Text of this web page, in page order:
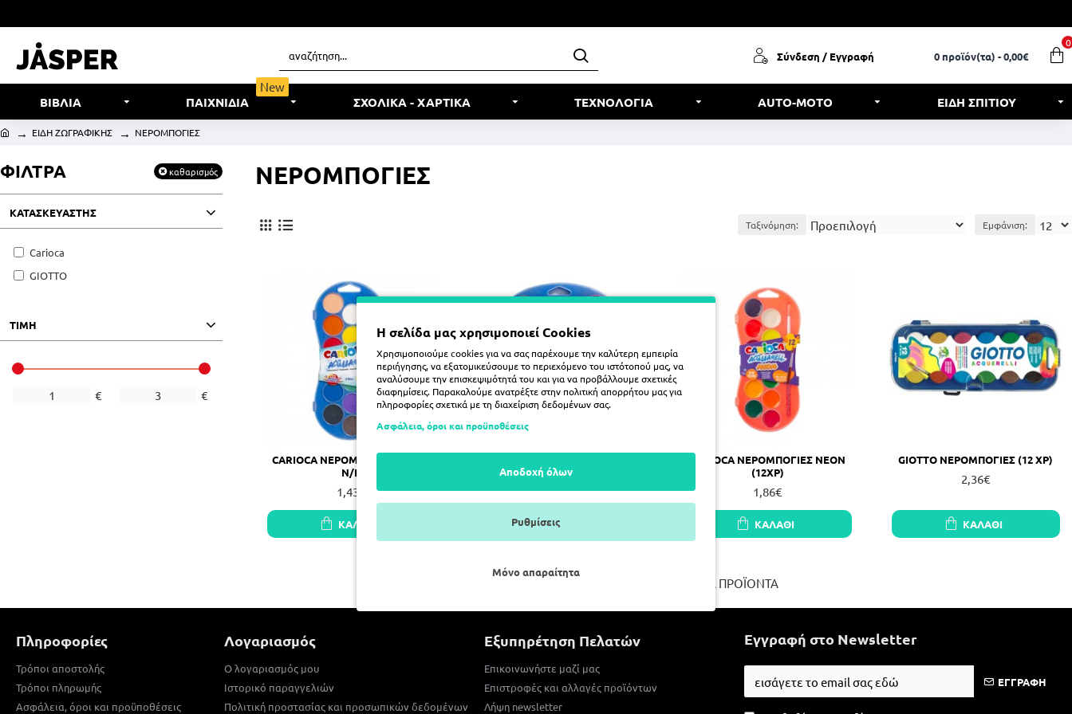
Σύνδεση / Εγγραφή 0 προϊόν(τα) - 0,00€
0
ΒΙΒΛΙΑ ΠΑΙΧΝΙΔΙΑ
New
ΣΧΟΛΙΚΑ - ΧΑΡΤΙΚΑ ΤΕΧΝΟΛΟΓΙΑ AUTO-MOTO ΕΙΔΗ ΣΠΙΤΙΟΥ
ΕΙΔΗ ΖΩΓΡΑΦΙΚΗΣ ΝΕΡΟΜΠΟΓΙΕΣ
ΦΙΛΤΡΑ καθαρισμός
ΤΙΜΗ
€ €
ΚΑΤΑΣΚΕΥΑΣΤΗΣ
Carioca
GIOTTO
ΝΕΡΟΜΠΟΓΙΕΣ
Ταξινόμηση: Εμφάνιση:
CARIOCA ΝΕΡΟΜΠΟΓΙΕΣ (12ΧΡ)
N/E
1,43€
ΚΑΛΆΘΙ
N/E
2,55€
ΚΑΛΆΘΙ
CARIOCA ΝΕΡΟΜΠΟΓΙΕΣ NEON
(12ΧΡ)
1,86€
ΚΑΛΆΘΙ
GIOTTO ΝΕΡΟΜΠΟΓΙΕΣ (12 ΧΡ)
2,36€
ΚΑΛΆΘΙ
ΔΕΝ ΥΠΑΡΧΟΥΝ ΠΕΡΙΣΣΟΤΕΡΑ ΠΡΟΪΟΝΤΑ
Πληροφορίες
Τρόποι αποστολής
Τρόποι πληρωμής
Ασφάλεια, όροι και προϋποθέσεις
Λογαριασμός
Ο λογαριασμός μου
Ιστορικό παραγγελιών
Πολιτική προστασίας και προσωπικών δεδομένων
Εξυπηρέτηση Πελατών
Επικοινωνήστε μαζί μας
Επιστροφές και αλλαγές προϊόντων
Λήψη newsletter
Εγγραφή στο Newsletter
ΕΓΓΡΑΦΗ
Η σελίδα μας χρησιμοποιεί Cookies
Χρησιμοποιούμε cookies για να σας παρέχουμε την καλύτερη εμπειρία
περιήγησης, να εξατομικεύσουμε το περιεχόμενο του ιστότοπού μας, να
αναλύσουμε την επισκεψιμότητά του και για να προβάλλουμε σχετικές
διαφημίσεις. Παρακαλούμε ανατρέξτε στην πολιτική απορρήτου μας για
πληροφορίες σχετικά με τη διαχείριση δεδομένων σας.
Ασφάλεια, όροι και προϋποθέσεις
Αποδοχή όλων
Ρυθμίσεις
Μόνο απαραίτητα